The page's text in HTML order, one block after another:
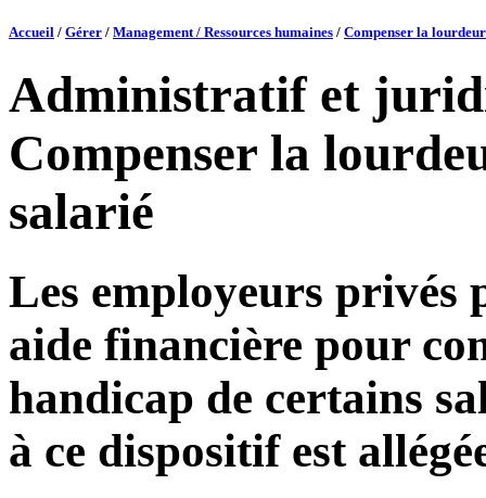
Accueil / Gérer / Management / Ressources humaines / Compenser la
Administratif et
Compenser la
salarié
Les employeurs privés
aide financière pour
handicap de certains
à ce dispositif est